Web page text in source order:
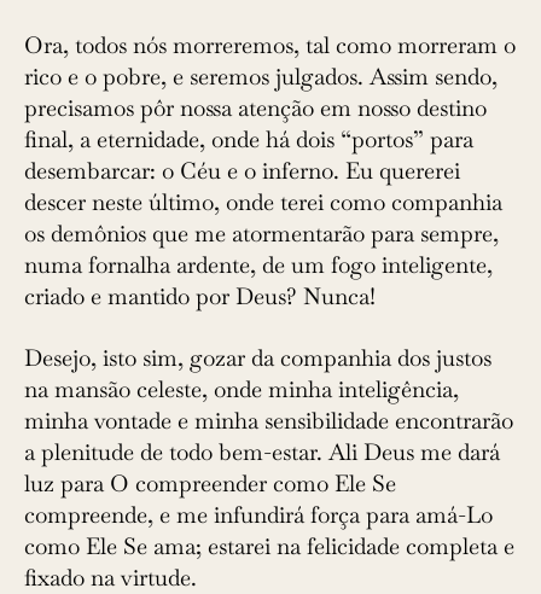
Ora, todos nós morreremos, tal como morreram o
rico e o pobre, e seremos julgados. Assim sendo,
precisamos pôr nossa atenção em nosso destino
final, a eternidade, onde há dois “portos” para
desembarcar: o Céu e o inferno. Eu quererei
descer neste último, onde terei como companhia
os demônios que me atormentarão para sempre,
numa fornalha ardente, de um fogo inteligente,
criado e mantido por Deus? Nunca!
Desejo, isto sim, gozar da companhia dos justos
na mansão celeste, onde minha inteligência,
minha vontade e minha sensibilidade encontrarão
a plenitude de todo bem-estar. Ali Deus me dará
luz para O compreender como Ele Se
compreende, e me infundirá força para amá-Lo
como Ele Se ama; estarei na felicidade completa e
fixado na virtude.